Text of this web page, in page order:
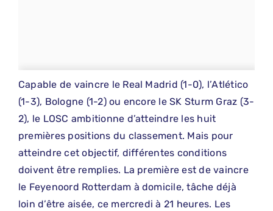
Capable de vaincre le Real Madrid (1-0), l’Atlético
(1-3), Bologne (1-2) ou encore le SK Sturm Graz (3-
2), le LOSC ambitionne d’atteindre les huit
premières positions du classement. Mais pour
atteindre cet objectif, différentes conditions
doivent être remplies. La première est de vaincre
le Feyenoord Rotterdam à domicile, tâche déjà
loin d’être aisée, ce mercredi à 21 heures. Les